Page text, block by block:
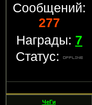
Сообщений:
277
Награды: 7
Статус:
ЧеГи